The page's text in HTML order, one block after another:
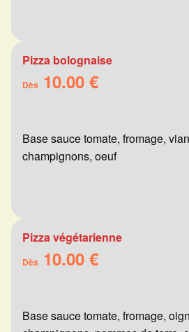
Pizza bolognaise
Dès 10.00 €
Base sauce tomate, fromage,
champignons, oeuf
Pizza végétarienne
Dès 10.00 €
Base sauce tomate, fromage,